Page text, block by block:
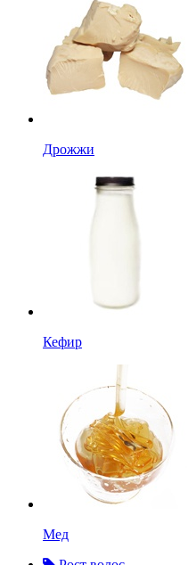
Дрожжи
Кефир
Мед